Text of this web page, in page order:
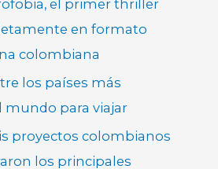
el primer thriller
en formato
colombiana
los países más
mundo para viajar
proyectos colombianos
los principales